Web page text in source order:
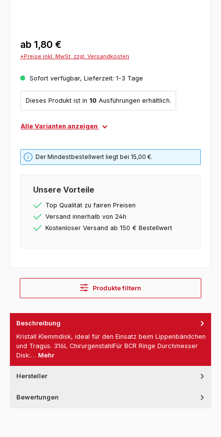
ab 1,80 €
*Preise inkl. MwSt. zzgl. Versandkosten
Sofort verfügbar, Lieferzeit: 1-3 Tage
Dieses Produkt ist in 10 Ausführungen erhältlich.
Alle Varianten anzeigen
Der Mindestbestellwert liegt bei 15,00 €.
Unsere Vorteile
Top Qualität zu fairen Preisen
Versand innerhalb von 24h
Kostenloser Versand ab 150 € Bestellwert
Produkte filtern
Beschreibung
Kristall Klemmdisk, ideal für den Einsatz beim Lippenbändchen
und Tragus. 316L ChirurgenstahlFür BCR Ringe Durchmesser
Disk:… Mehr
Hersteller
Bewertungen